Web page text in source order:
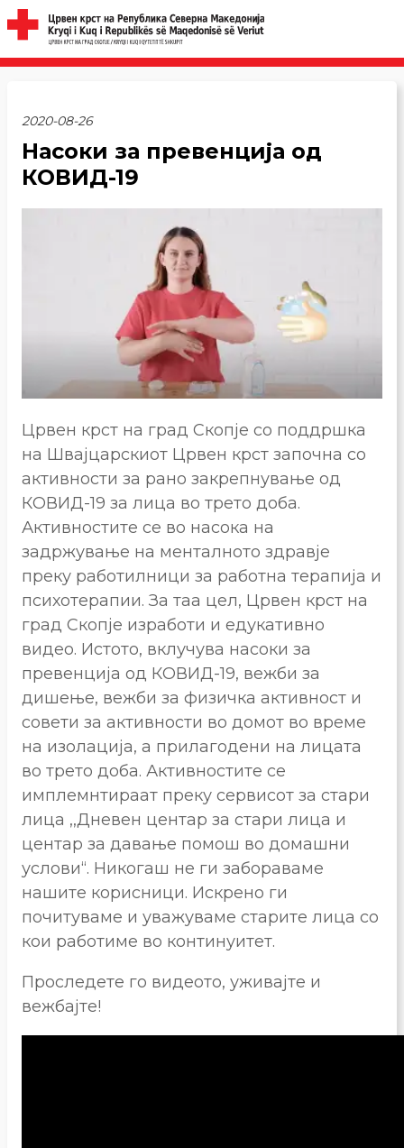
2020-08-26
Насоки за превенција од
КОВИД-19
Црвен крст на град Скопје со поддршка
на Швајцарскиот Црвен крст започна со
активности за рано закрепнување од
КОВИД-19 за лица во трето доба.
Активностите се во насока на
задржување на менталното здравје
преку работилници за работна терапија и
психотерапии. За таа цел, Црвен крст на
град Скопје изработи и едукативно
видео. Истото, вклучува насоки за
превенција од КОВИД-19, вежби за
дишење, вежби за физичка активност и
совети за активности во домот во време
на изолација, а прилагодени на лицата
во трето доба. Активностите се
имплемнтираат преку сервисот за стари
лица ,,Дневен центар за стари лица и
центар за давање помош во домашни
услови“. Никогаш не ги забораваме
нашите корисници. Искрено ги
почитуваме и уважуваме старите лица со
кои работиме во континуитет.
Проследете го видеото, уживајте и
вежбајте!